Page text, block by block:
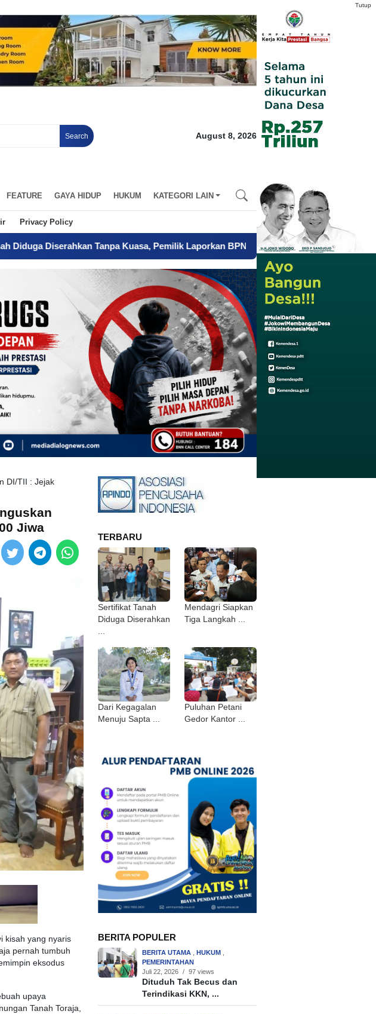
Search August 8, 2026
FEATURE GAYA HIDUP HUKUM KATEGORI LAIN
Privacy Policy
Tanpa Kuasa, Pemilik Laporkan BPN Parepare ke Polisi- Mendagri Siapkan Tiga
DI/TII : Jejak
Jiwa
kisah yang nyaris
pernah tumbuh
eksodus
upaya
Tanah Toraja,
TERBARU
Sertifikat Tanah
Diduga Diserahkan
...
Mendagri Siapkan
Tiga Langkah ...
Dari Kegagalan
Menuju Sapta ...
Puluhan Petani
Gedor Kantor ...
BERITA POPULER
BERITA UTAMA , HUKUM ,
PEMERINTAHAN
Juli 22, 2026
/ 97 views
Dituduh Tak Becus dan
Terindikasi KKN, ...
Tutup